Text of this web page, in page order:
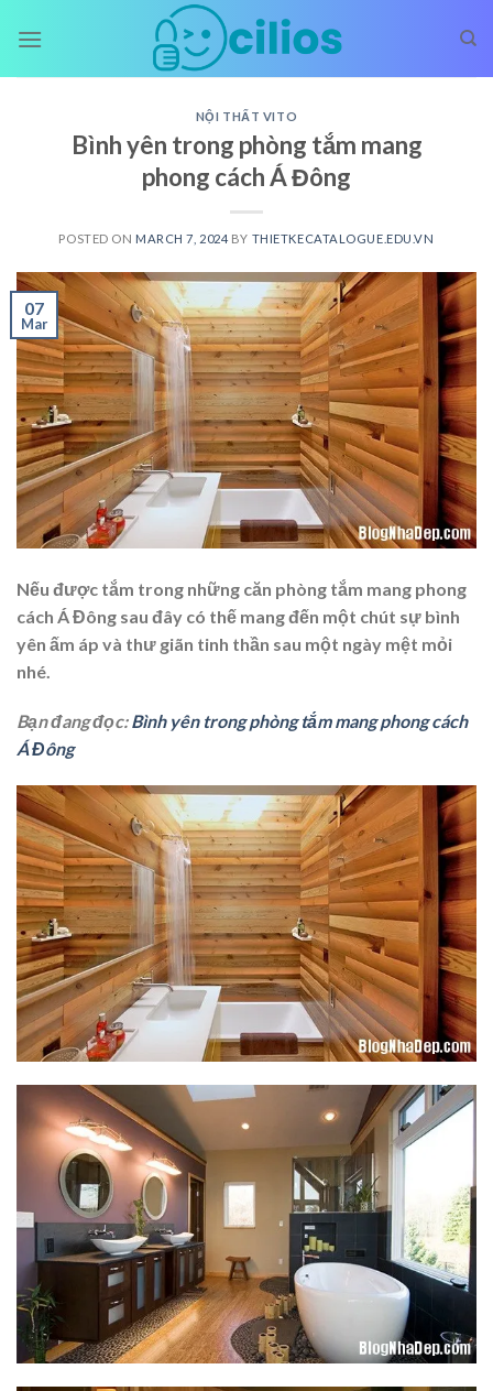
NỘI THẤT VITO
Bình yên trong phòng tắm mang
phong cách Á Đông
POSTED ON MARCH 7, 2024 BY THIETKECATALOGUE.EDU.VN
07
Mar
Nếu được tắm trong những căn phòng tắm mang phong
cách Á Đông sau đây có thế mang đến một chút sự bình
yên ấm áp và thư giãn tinh thần sau một ngày mệt mỏi
nhé.
Bạn đang đọc:Bình yên trong phòng tắm mang phong cách
Á Đông